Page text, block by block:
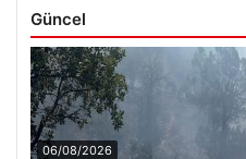
Güncel
06/08/2026